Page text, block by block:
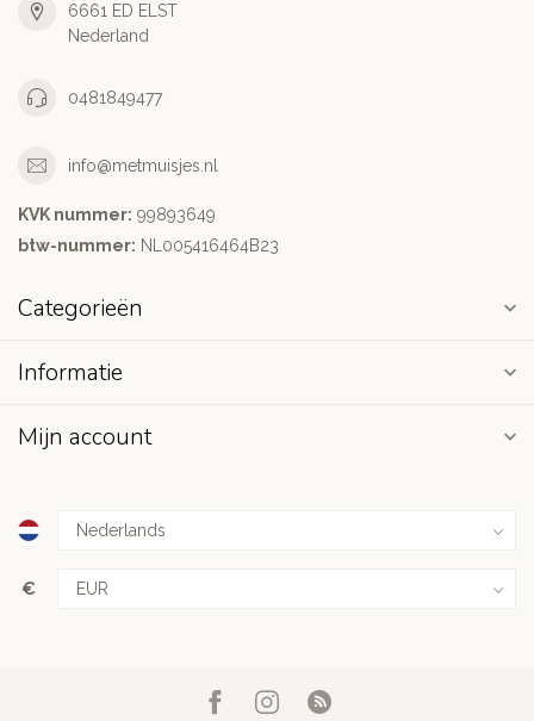
6661 ED ELST
Nederland
0481849477
info@metmuisjes.nl
KVK nummer: 99893649
btw-nummer: NL005416464B23
Categorieën
Informatie
Mijn account
€